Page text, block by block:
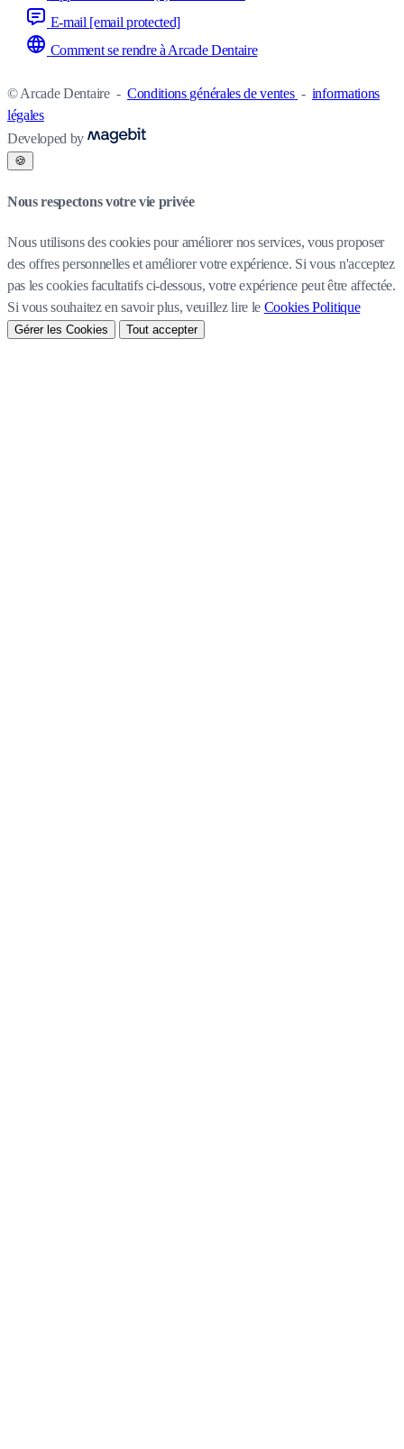
E-mail [email protected]
Comment se rendre à Arcade Dentaire
© Arcade Dentaire - Conditions générales de ventes - informations
légales
Developed by
🍪
Nous respectons votre vie privée
Nous utilisons des cookies pour améliorer nos services, vous proposer
des offres personnelles et améliorer votre expérience. Si vous n'acceptez
pas les cookies facultatifs ci-dessous, votre expérience peut être affectée.
Si vous souhaitez en savoir plus, veuillez lire le Cookies Politique
Gérer les Cookies Tout accepter